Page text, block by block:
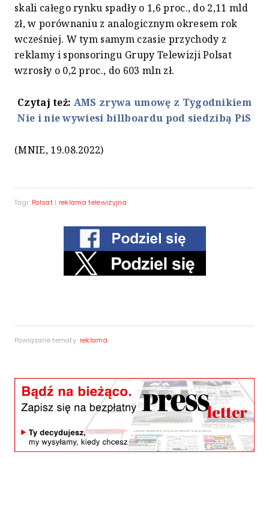
skali całego rynku spadły o 1,6 proc., do 2,11 mld
zł, w porównaniu z analogicznym okresem rok
wcześniej. W tym samym czasie przychody z
reklamy i sponsoringu Grupy Telewizji Polsat
wzrosły o 0,2 proc., do 603 mln zł.
Czytaj też: AMS zrywa umowę z Tygodnikiem
Nie i nie wywiesi billboardu pod siedzibą PiS
(MNIE, 19.08.2022)
Tagi: Polsat| reklama telewizyjna
Powiązane tematy: reklama